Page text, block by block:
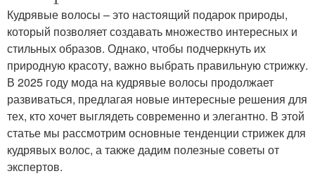
Кудрявые волосы – это настоящий подарок природы,
который позволяет создавать множество интересных и
стильных образов. Однако, чтобы подчеркнуть их
природную красоту, важно выбрать правильную стрижку.
В 2025 году мода на кудрявые волосы продолжает
развиваться, предлагая новые интересные решения для
тех, кто хочет выглядеть современно и элегантно. В этой
статье мы рассмотрим основные тенденции стрижек для
кудрявых волос, а также дадим полезные советы от
экспертов.